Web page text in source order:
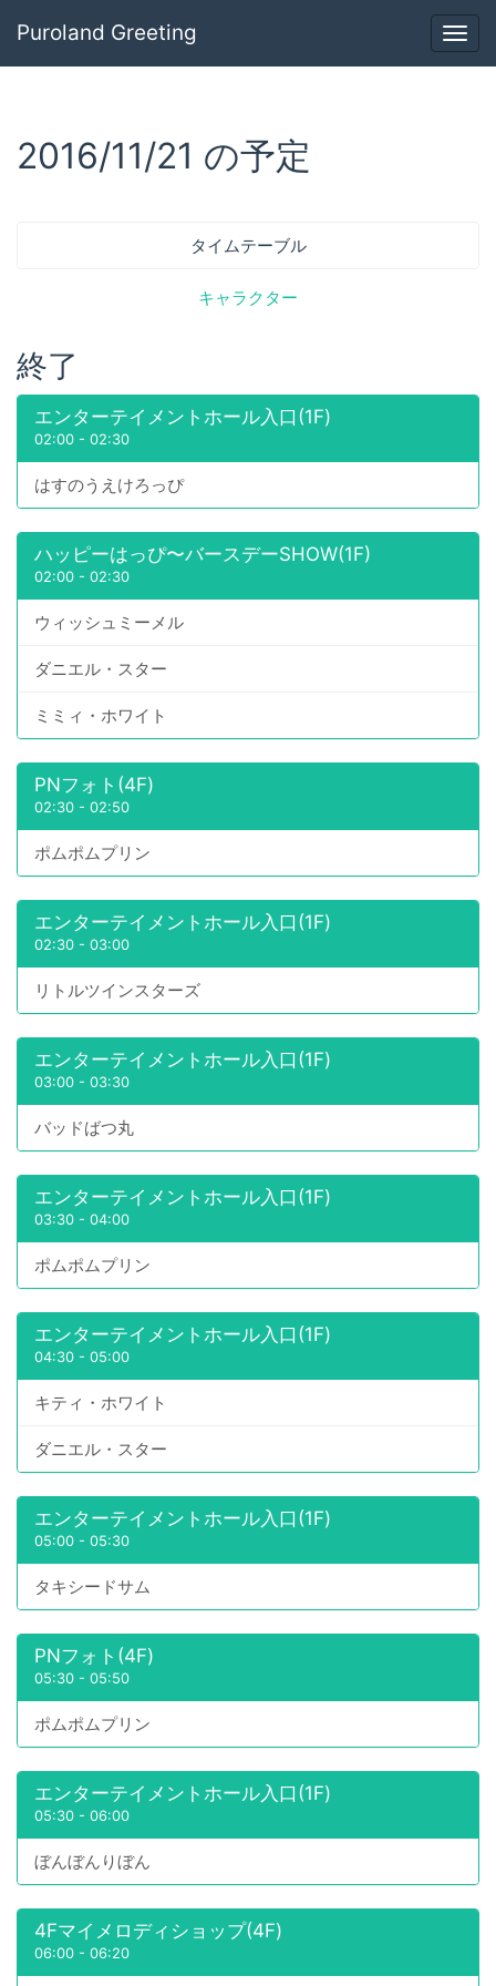
Puroland Greeting
2016/11/21 の予定
タイムテーブル
キャラクター
終了
エンターテイメントホール入口(1F)
02:00 - 02:30
はすのうえけろっぴ
ハッピーはっぴ〜バースデーSHOW(1F)
02:00 - 02:30
ウィッシュミーメル
ダニエル・スター
ミミィ・ホワイト
PNフォト(4F)
02:30 - 02:50
ポムポムプリン
エンターテイメントホール入口(1F)
02:30 - 03:00
リトルツインスターズ
エンターテイメントホール入口(1F)
03:00 - 03:30
バッドばつ丸
エンターテイメントホール入口(1F)
03:30 - 04:00
ポムポムプリン
エンターテイメントホール入口(1F)
04:30 - 05:00
キティ・ホワイト
ダニエル・スター
エンターテイメントホール入口(1F)
05:00 - 05:30
タキシードサム
PNフォト(4F)
05:30 - 05:50
ポムポムプリン
エンターテイメントホール入口(1F)
05:30 - 06:00
ぼんぼんりぼん
4Fマイメロディショップ(4F)
06:00 - 06:20